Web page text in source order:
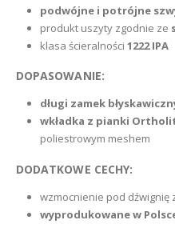
podwójne i potrójne
produkt uszyty zgodnie ze
klasa ścieralności 1222 IPA
DOPASOWANIE:
długi zamek
wkładka z pianki
poliestrowym meshem
DODATKOWE CECHY:
wzmocnienie pod dźwignię
wyprodukowane w